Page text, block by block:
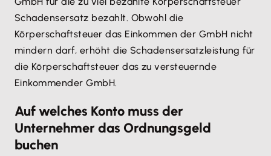
Schadensersatz bezahlt. Obwohl die
Körperschaftsteuer das Einkommen der GmbH nicht
mindern darf, erhöht die Schadensersatzleistung für
die Körperschaftsteuer das zu versteuernde
Einkommender GmbH.
Auf welches Konto muss der
Unternehmer das Ordnungsgeld
buchen